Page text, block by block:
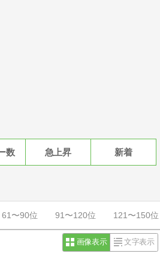
数 急上昇 新着
61〜90位 91〜120位 121〜150位
画像表示 文字表示